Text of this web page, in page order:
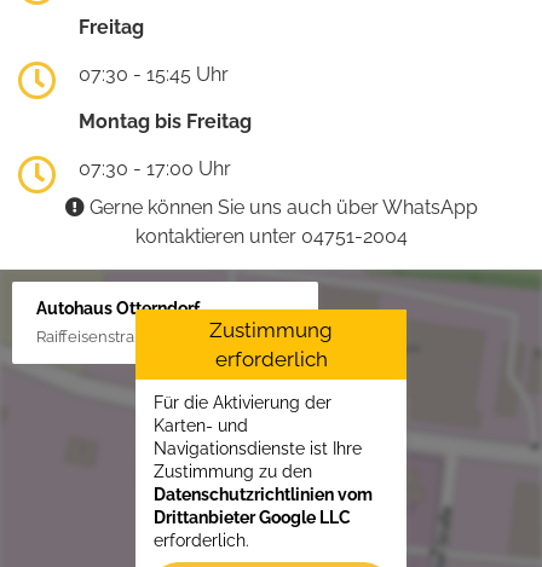
Freitag
07:30 - 15:45 Uhr
Montag bis Freitag
07:30 - 17:00 Uhr
Gerne können Sie uns auch über WhatsApp
kontaktieren unter 04751-2004
Autohaus Otterndorf
Raiffeisenstraße 1, 21762 Otterndorf
Zustimmung
erforderlich
Für die Aktivierung der
Karten- und
Navigationsdienste ist Ihre
Zustimmung zu den
Datenschutzrichtlinien vom
Drittanbieter Google LLC
erforderlich.